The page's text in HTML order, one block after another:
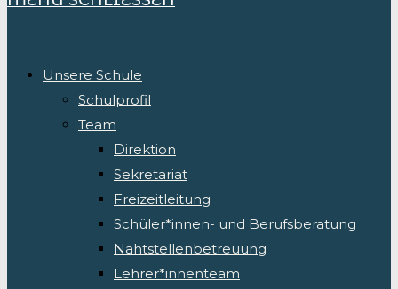
Unsere Schule
Schulprofil
Team
Direktion
Sekretariat
Freizeitleitung
Schüler*innen- und Berufsberatung
Nahtstellenbetreuung
Lehrer*innenteam